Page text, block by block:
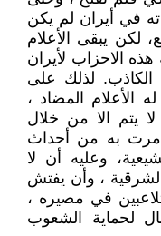
في أيران لم يكن
لكن يبقى الأعلام
الاحزاب لأيران
الكاذب. لذلك على
الأعلام المضاد ،
يتم الا من خلال
مرت به من أحداث
وعليه أن لا
، وأن يفتش
في مصيره ،
لحماية الشعوب